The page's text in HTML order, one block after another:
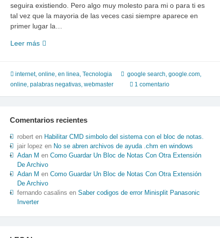
seguira existiendo. Pero algo muy molesto para mi o para ti es
tal vez que la mayoria de las veces casi siempre aparece en
primer lugar la…
Leer máscansado
aparezca
en
primer
internet, online, en linea, Tecnologia google search, google.com,
online, palabras negativas, webmaster 1 comentario
Comentarios recientes
roberten Habilitar CMD simbolo del sistema con el bloc de notas.
jair lopez en No se abren archivos de ayuda .chm en windows
Adan M en Como Guardar Un Bloc de Notas Con Otra Extensión
De Archivo
Adan M en Como Guardar Un Bloc de Notas Con Otra Extensión
De Archivo
fernando casalins en Saber codigos de error Minisplit Panasonic
Inverter